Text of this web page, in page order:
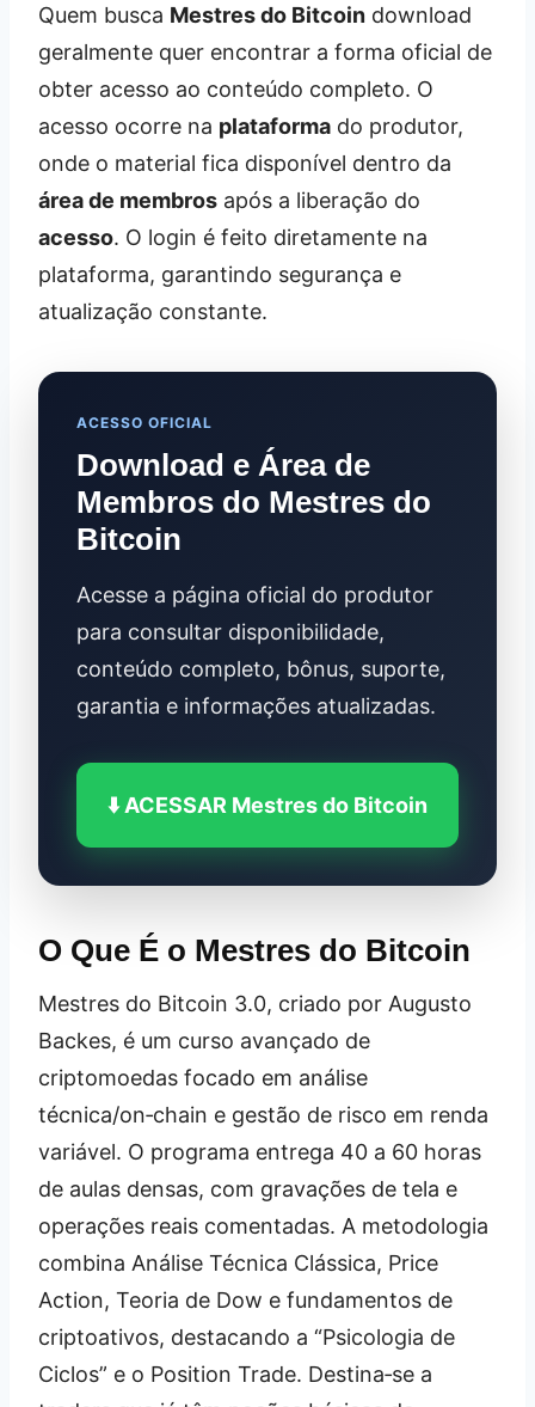
Quem busca Mestres do Bitcoin download
geralmente quer encontrar a forma oficial de
obter acesso ao conteúdo completo. O
acesso ocorre na plataforma do produtor,
onde o material fica disponível dentro da
área de membros após a liberação do
acesso. O login é feito diretamente na
plataforma, garantindo segurança e
atualização constante.
ACESSO OFICIAL
Download e Área de
Membros do Mestres do
Bitcoin
Acesse a página oficial do produtor
para consultar disponibilidade,
conteúdo completo, bônus, suporte,
garantia e informações atualizadas.
⬇️ ACESSAR Mestres do Bitcoin
O Que É o Mestres do Bitcoin
Mestres do Bitcoin 3.0, criado por Augusto
Backes, é um curso avançado de
criptomoedas focado em análise
técnica/on‑chain e gestão de risco em renda
variável. O programa entrega 40 a 60 horas
de aulas densas, com gravações de tela e
operações reais comentadas. A metodologia
combina Análise Técnica Clássica, Price
Action, Teoria de Dow e fundamentos de
criptoativos, destacando a “Psicologia de
Ciclos” e o Position Trade. Destina‑se a